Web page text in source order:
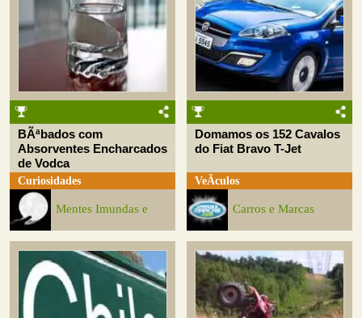
BÃªbados com
Absorventes Encharcados
de Vodca
Curiosidades
Mentes Imundas e
Domamos os 152 Cavalos
do Fiat Bravo T-Jet
VeÃ­culos
Carros e Marcas